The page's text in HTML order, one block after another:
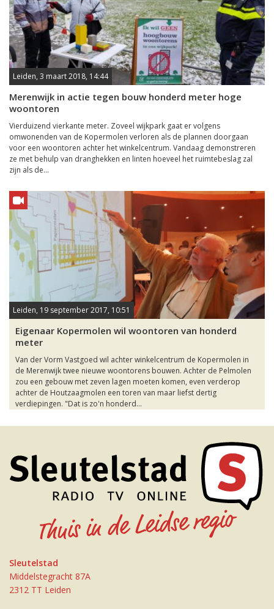
Leiden, 3 maart 2018, 14:44
Merenwijk in actie tegen bouw honderd meter hoge
woontoren
Vierduizend vierkante meter. Zoveel wijkpark gaat er volgens
omwonenden van de Kopermolen verloren als de plannen doorgaan
voor een woontoren achter het winkelcentrum. Vandaag demonstreren
ze met behulp van dranghekken en linten hoeveel het ruimtebeslag zal
zijn als de...
Leiden, 19 september 2017, 10:51
Eigenaar Kopermolen wil woontoren van honderd
meter
Van der Vorm Vastgoed wil achter winkelcentrum de Kopermolen in
de Merenwijk twee nieuwe woontorens bouwen. Achter de Pelmolen
zou een gebouw met zeven lagen moeten komen, even verderop
achter de Houtzaagmolen een toren van maar liefst dertig
verdiepingen. "Dat is zo'n honderd...
Sleutelstad
Middelstegracht 87A
2312 TT Leiden